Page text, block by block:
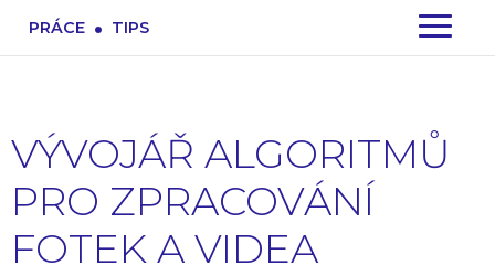
PRÁCE . TIPS
VÝVOJÁŘ ALGORITMŮ
PRO ZPRACOVÁNÍ
FOTEK A VIDEA